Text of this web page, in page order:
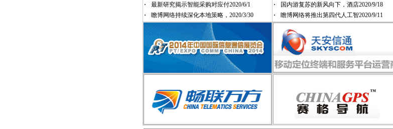
·
最新研究揭示智能采购对应付2020/6/1
·
瞻博网络持续深化本地策略，2020/3/30
·
国内游复苏的新风向下，酒店2020/9/18
·
瞻博网络将推出第四代人工智2020/9/11